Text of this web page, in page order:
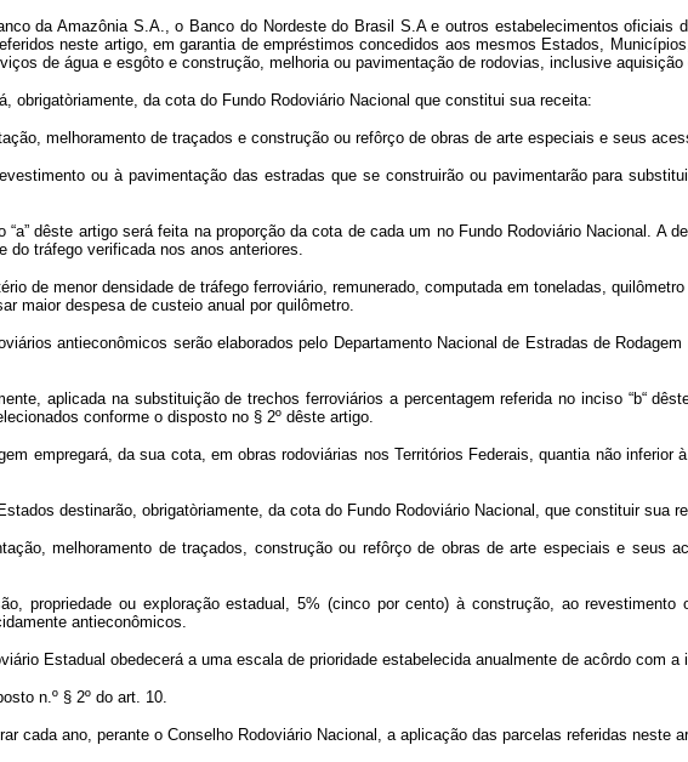
da Amazônia S.A., o Banco do Nordeste do Brasil S.A e outros estabelecimentos oficiais
neste artigo, em garantia de empréstimos concedidos aos mesmos Estados,
de água e esgôto e construção, melhoria ou pavimentação de rodovias, inclusive aquisição
obrigatòriamente, da cota do Fundo Rodoviário Nacional que constitui sua receita:
melhoramento de traçados e construção ou refôrço de obras de arte especiais e seus
ou à pavimentação das estradas que se construirão ou pavimentarão para
dêste artigo será feita na proporção da cota de cada um no Fundo Rodoviário Nacional. A
do tráfego verificada nos anos anteriores.
de menor densidade de tráfego ferroviário, remunerado, computada em toneladas,
maior despesa de custeio anual por quilômetro.
antieconômicos serão elaborados pelo Departamento Nacional de Estradas de
aplicada na substituição de trechos ferroviários a percentagem referida no inciso “b“
conforme o disposto no § 2º dêste artigo.
empregará, da sua cota, em obras rodoviárias nos Territórios Federais, quantia não
destinarão, obrigatòriamente, da cota do Fundo Rodoviário Nacional, que constituir sua
melhoramento de traçados, construção ou refôrço de obras de arte especiais e seus
propriedade ou exploração estadual, 5% (cinco por cento) à construção, ao
antieconômicos.
Estadual obedecerá a uma escala de prioridade estabelecida anualmente de acôrdo com
n.º § 2º do art. 10.
cada ano, perante o Conselho Rodoviário Nacional, a aplicação das parcelas referidas neste